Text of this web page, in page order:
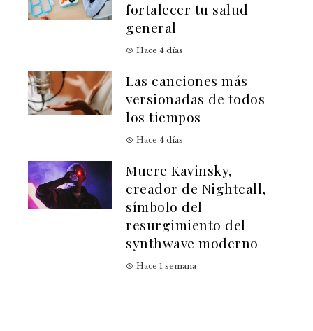
fortalecer tu salud
general
Hace 4 días
Las canciones más
versionadas de todos
los tiempos
Hace 4 días
Muere Kavinsky,
creador de Nightcall,
símbolo del
resurgimiento del
synthwave moderno
Hace 1 semana